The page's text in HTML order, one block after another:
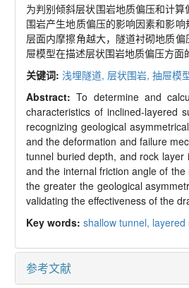
为判别倾斜层状围岩地质偏压和计
围岩产生地质偏压的影响因素和影
层面内摩擦角越大，隧道衬砌地质偏
屉模型在描述层状围岩地质偏压方面
关键词: 浅埋隧道, 层状围岩, 抽屉模
Abstract:To determine and
characteristics of inclined-layered
recognizing geological
and the deformation and failure
tunnel buried depth, and rock
and the internal friction angle of
the greater the geological
validating the effectiveness of the
Key words: shallow tunnel, layered
参考文献